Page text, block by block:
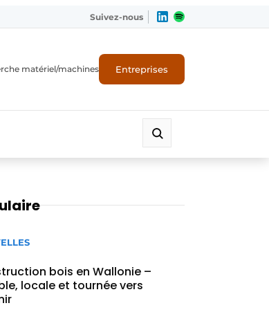
Suivez-nous
matériel/machines Entreprises
bois en Wallonie –
locale et tournée vers